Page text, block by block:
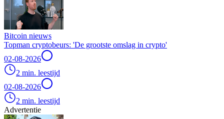
Bitcoin nieuws
Topman cryptobeurs: 'De grootste omslag in crypto'
02-08-2026
2 min. leestijd
02-08-2026
2 min. leestijd
Advertentie